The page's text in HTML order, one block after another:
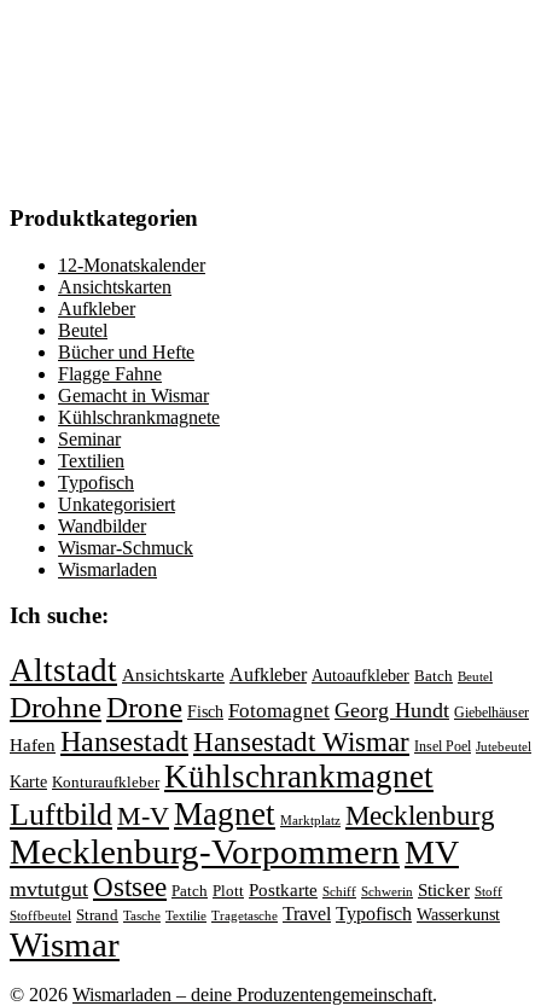
Produktkategorien
12-Monatskalender
Ansichtskarten
Aufkleber
Beutel
Bücher und Hefte
Flagge Fahne
Gemacht in Wismar
Kühlschrankmagnete
Seminar
Textilien
Typofisch
Unkategorisiert
Wandbilder
Wismar-Schmuck
Wismarladen
Ich suche:
Altstadt Ansichtskarte Aufkleber Autoaufkleber Batch Beutel
DrohneDrone Fisch Fotomagnet Georg Hundt Giebelhäuser
Hafen HansestadtHansestadt Wismar Insel Poel Jutebeutel
Karte Konturaufkleber Kühlschrankmagnet
LuftbildM-VMagnet Marktplatz Mecklenburg
Mecklenburg-VorpommernMV
mvtutgut Ostsee Patch Plott Postkarte Schiff Schwerin Sticker Stoff
Stoffbeutel Strand Tasche Textilie Tragetasche Travel Typofisch Wasserkunst
Wismar
© 2026 Wismarladen – deine Produzentengemeinschaft.